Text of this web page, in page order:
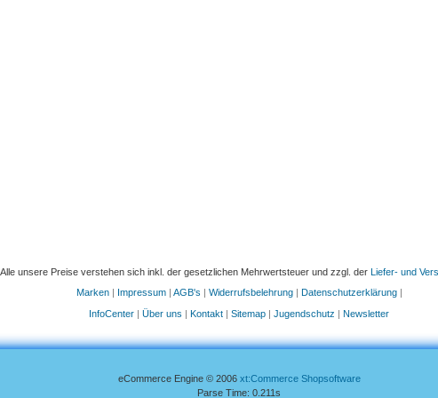
Alle unsere Preise verstehen sich inkl. der gesetzlichen Mehrwertsteuer und zzgl. der Liefer- und
Marken| Impressum| AGB's | Widerrufsbelehrung| Datenschutzerklärung|
InfoCenter | Über uns | Kontakt | Sitemap | Jugendschutz | Newsletter
eCommerce Engine © 2006 xt:Commerce Shopsoftware
Parse Time: 0.211s